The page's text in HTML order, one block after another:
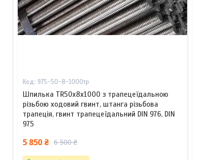
975-50-8-1000тр
Шпилька TR50x8х1000 з трапецеїдальною
різьбою ходовий гвинт, штанга різьбова
трапеція, гвинт трапецеїдальний DIN 976, DIN
975
5 850 ₴ 6 500 ₴